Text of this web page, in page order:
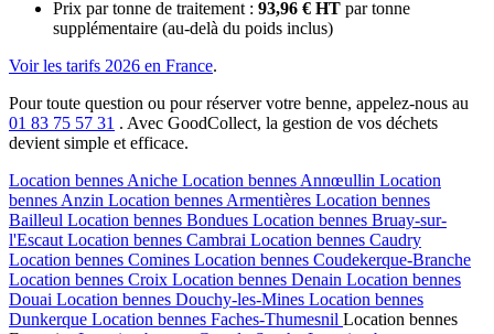
Prix par tonne de traitement : 93,96 € HT par tonne
supplémentaire (au-delà du poids inclus)
Voir les tarifs 2026 en France.
Pour toute question ou pour réserver votre benne, appelez-nous au
01 83 75 57 31 . Avec GoodCollect, la gestion de vos déchets
devient simple et efficace.
Location bennesAniche Location bennesAnnœullin Location
bennesAnzin Location bennesArmentières Location bennes
Bailleul Location bennes Bondues Location bennes Bruay-sur-
l'Escaut Location bennes Cambrai Location bennes Caudry
Location bennes Comines Location bennes Coudekerque-Branche
Location bennes Croix Location bennes Denain Location bennes
Douai Location bennes Douchy-les-Mines Location bennes
Dunkerque Location bennes Faches-Thumesnil Location bennes